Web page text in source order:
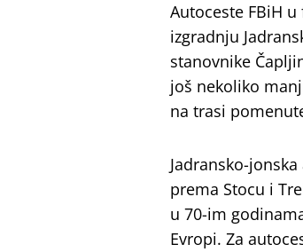
Autoceste FBiH
izgradnju
stanovnike
još nekoliko
na trasi
Jadransko-
prema Stocu i
u 70-im
Evropi. Za